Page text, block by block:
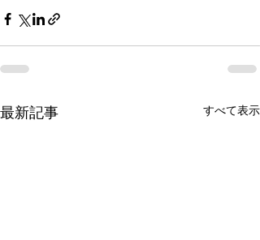
最新記事 すべて表示